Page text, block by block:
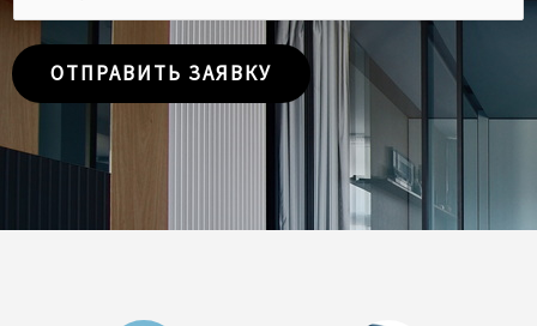
l
*
е
ф
ОТПРАВИТЬ ЗАЯВКУ